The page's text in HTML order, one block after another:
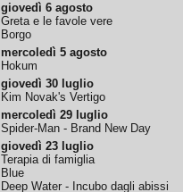
giovedì 6 agosto
Greta e le favole vere
Borgo
mercoledì 5 agosto
Hokum
giovedì 30 luglio
Kim Novak's Vertigo
mercoledì 29 luglio
Spider-Man - Brand New Day
giovedì 23 luglio
Terapia di famiglia
Blue
Deep Water - Incubo dagli abissi